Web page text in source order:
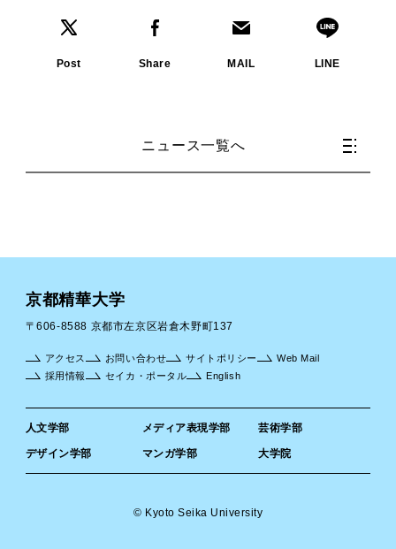
Post Share MAIL LINE
ニュース一覧へ
京都精華大学
〒606-8588 京都市左京区岩倉木野町137
人文学部 メディア表現学部 芸術学部
デザイン学部 マンガ学部 大学院
アクセス お問い合わせ サイトポリシー
Web Mail
採用情報
セイカ・ポータル English
© Kyoto Seika University